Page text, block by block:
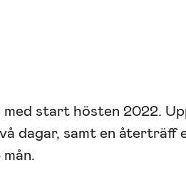
start hösten 2022.
dagar, samt en återträff